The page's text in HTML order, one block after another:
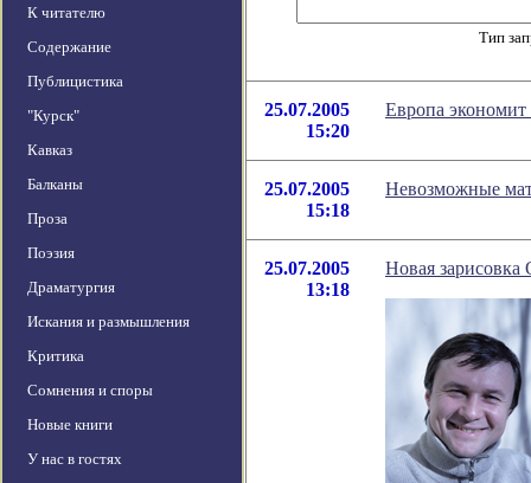
К читателю
Содержание
Публицистика
"Курск"
Кавказ
Балканы
Проза
Поэзия
Драматургия
Искания и размышления
Критика
Сомнения и споры
Новые книги
У нас в гостях
Тип
25.07.2005
15:20
Европа экономит
25.07.2005
15:18
Невозможные
25.07.2005
13:18
Новая